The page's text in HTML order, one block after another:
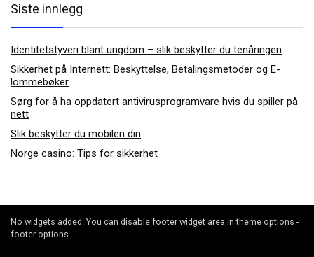
Siste innlegg
Identitetstyveri blant ungdom – slik beskytter du tenåringen
Sikkerhet på Internett: Beskyttelse, Betalingsmetoder og E-
lommebøker
Sørg for å ha oppdatert antivirusprogramvare hvis du spiller på
nett
Slik beskytter du mobilen din
Norge casino: Tips for sikkerhet
No widgets added. You can disable footer widget area in theme options -
footer options